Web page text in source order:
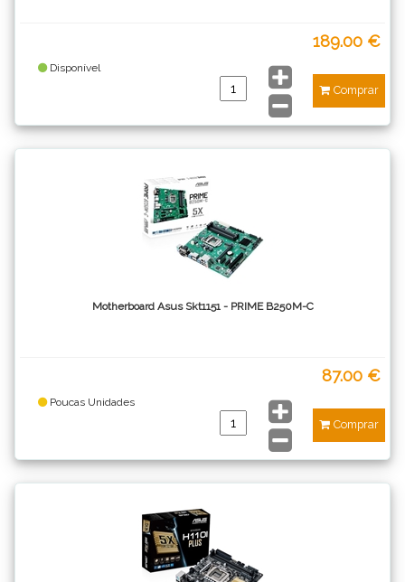
189.00 €
Disponível
Comprar
Motherboard Asus Skt1151 - PRIME B250M-C
87.00 €
Poucas Unidades
Comprar